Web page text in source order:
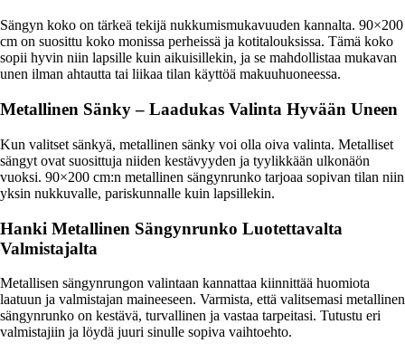
Sängyn koko on tärkeä tekijä nukkumismukavuuden kannalta. 90×200
cm on suosittu koko monissa perheissä ja kotitalouksissa. Tämä koko
sopii hyvin niin lapsille kuin aikuisillekin, ja se mahdollistaa mukavan
unen ilman ahtautta tai liikaa tilan käyttöä makuuhuoneessa.
Metallinen Sänky – Laadukas Valinta Hyvään Uneen
Kun valitset sänkyä, metallinen sänky voi olla oiva valinta. Metalliset
sängyt ovat suosittuja niiden kestävyyden ja tyylikkään ulkonäön
vuoksi. 90×200 cm:n metallinen sängynrunko tarjoaa sopivan tilan niin
yksin nukkuvalle, pariskunnalle kuin lapsillekin.
Hanki Metallinen Sängynrunko Luotettavalta
Valmistajalta
Metallisen sängynrungon valintaan kannattaa kiinnittää huomiota
laatuun ja valmistajan maineeseen. Varmista, että valitsemasi metallinen
sängynrunko on kestävä, turvallinen ja vastaa tarpeitasi. Tutustu eri
valmistajiin ja löydä juuri sinulle sopiva vaihtoehto.